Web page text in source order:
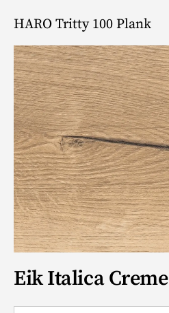
HARO Tritty 100 Plank
Eik Italica Creme